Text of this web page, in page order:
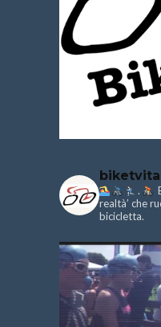
.
realtà’ che
bicicletta.